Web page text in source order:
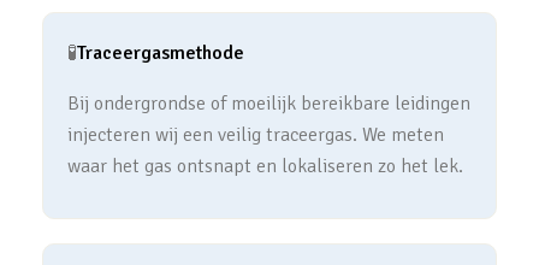
🧪Traceergasmethode
Bij ondergrondse of moeilijk bereikbare leidingen
injecteren wij een veilig traceergas. We meten
waar het gas ontsnapt en lokaliseren zo het lek.